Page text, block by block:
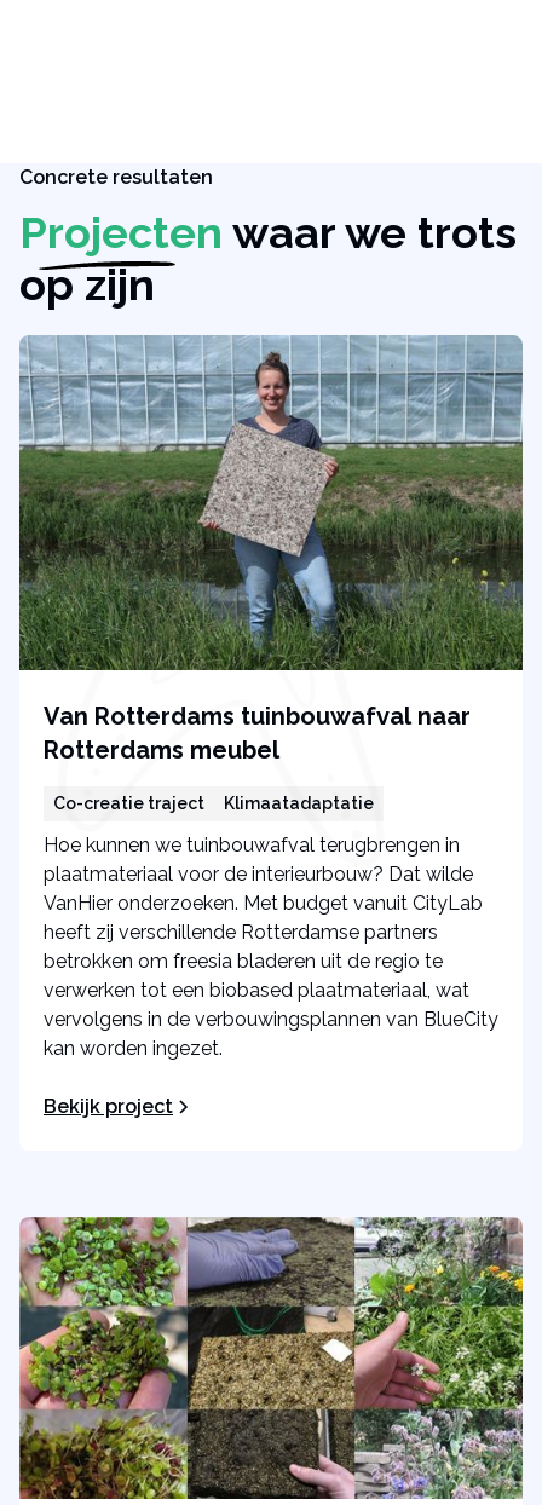
Concrete resultaten
Projecten waar we trots
op zijn
Van Rotterdams tuinbouwafval naar
Rotterdams meubel
Co-creatie traject Klimaatadaptatie
Hoe kunnen we tuinbouwafval terugbrengen in
plaatmateriaal voor de interieurbouw? Dat wilde
VanHier onderzoeken. Met budget vanuit CityLab
heeft zij verschillende Rotterdamse partners
betrokken om freesia bladeren uit de regio te
verwerken tot een biobased plaatmateriaal, wat
vervolgens in de verbouwingsplannen van BlueCity
kan worden ingezet.
Bekijk project